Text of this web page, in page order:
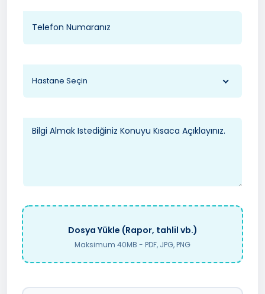
Hastane Seçin
Dosya Yükle (Rapor, tahlil vb.)
Maksimum 40MB - PDF, JPG, PNG